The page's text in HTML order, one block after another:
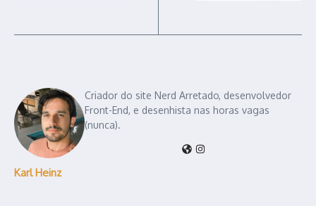
Karl Heinz
Criador do site Nerd Arretado, desenvolvedor
Front-End, e desenhista nas horas vagas
(nunca).